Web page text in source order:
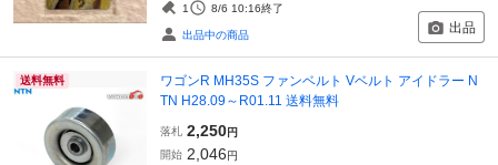
1 8/6 10:16終了
出品中の商品 出品
送料無料
ワゴンR MH35S ファンベルト Vベルト アイドラー N
TN H28.09～R01.11 送料無料
落札 2,250円
開始 2,046円